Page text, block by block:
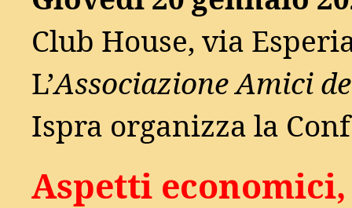
Club House, via
L’Associazione Amici
Ispra organizza la
Aspetti